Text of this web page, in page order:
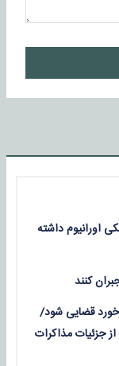
اورانیوم داشته
قضایی شود/
جزئیات مذاکرات